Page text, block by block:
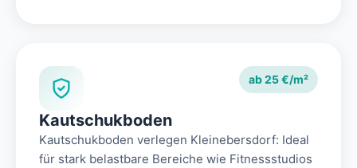
ab 25 €/m²
Kautschukboden
Kautschukboden verlegen Kleinebersdorf: Ideal
für stark belastbare Bereiche wie Fitnessstudios